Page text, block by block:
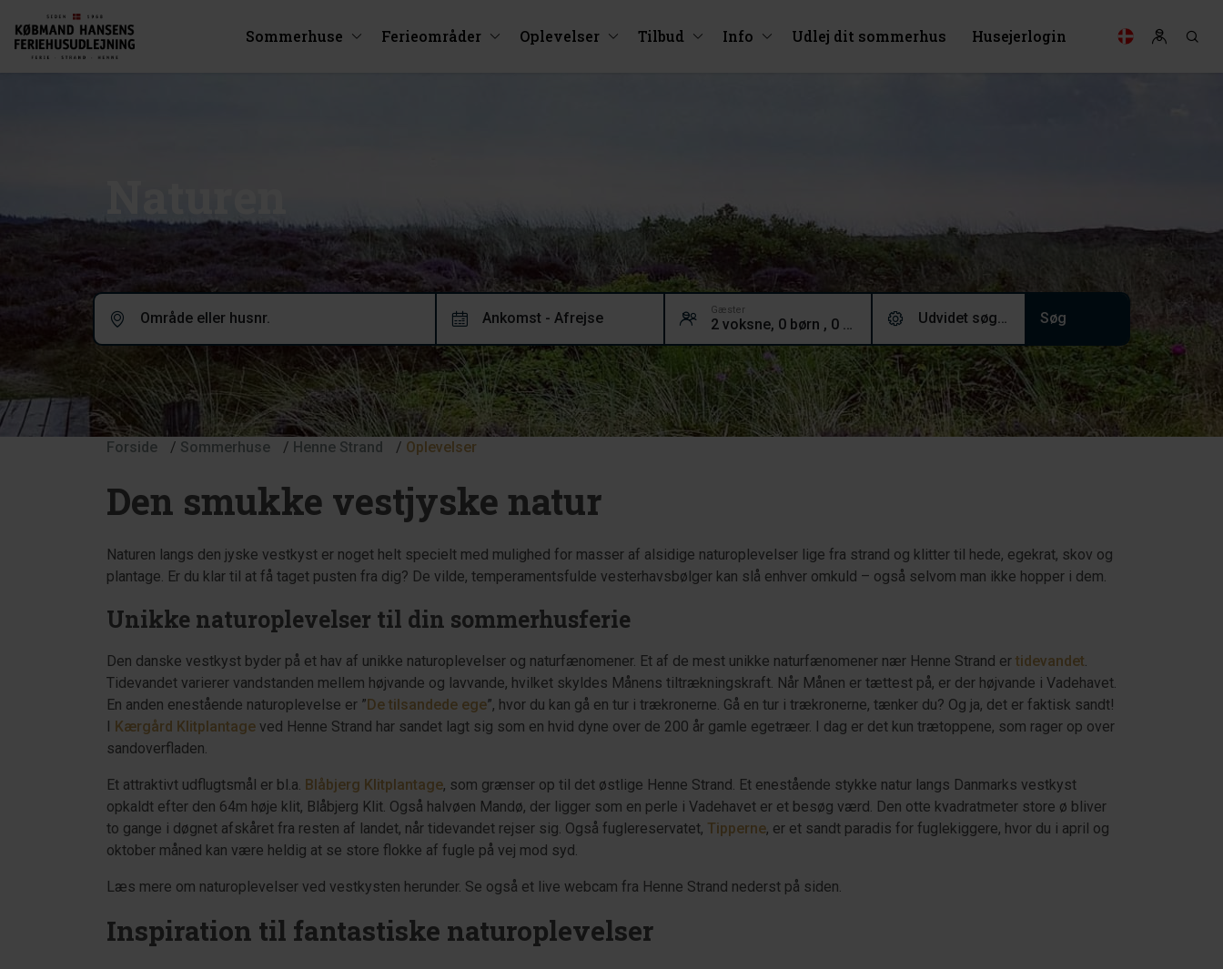
Sommerhuse Ferieområder Oplevelser Tilbud Info Udlej dit sommerhus Husejerlogin
Område eller husnr. Ankomst - Afrejse Gæster
2 voksne, 0 børn , 0 husdyr Udvidet søgning (0)
Forside / Sommerhuse / Henne Strand / Oplevelser
Den smukke vestjyske natur
Naturen langs den jyske vestkyst er noget helt specielt med mulighed for masser af alsidige naturoplevelser lige fra strand og klitter til hede, egekrat, skov og
plantage. Er du klar til at få taget pusten fra dig? De vilde, temperamentsfulde vesterhavsbølger kan slå enhver omkuld – også selvom man ikke hopper i dem.
Unikke naturoplevelser til din sommerhusferie
Den danske vestkyst byder på et hav af unikke naturoplevelser og naturfænomener. Et af de mest unikke naturfænomener nær Henne Strand er tidevandet.
Tidevandet varierer vandstanden mellem højvande og lavvande, hvilket skyldes Månens tiltrækningskraft. Når Månen er tættest på, er der højvande i Vadehavet.
En anden enestående naturoplevelse er ”De tilsandede ege”, hvor du kan gå en tur i trækronerne. Gå en tur i trækronerne, tænker du? Og ja, det er faktisk sandt!
I Kærgård Klitplantage ved Henne Strand har sandet lagt sig som en hvid dyne over de 200 år gamle egetræer. I dag er det kun trætoppene, som rager op over
sandoverfladen.
Et attraktivt udflugtsmål er bl.a. Blåbjerg Klitplantage, som grænser op til det østlige Henne Strand. Et enestående stykke natur langs Danmarks vestkyst
opkaldt efter den 64m høje klit, Blåbjerg Klit. Også halvøen Mandø, der ligger som en perle i Vadehavet er et besøg værd. Den otte kvadratmeter store ø bliver
to gange i døgnet afskåret fra resten af landet, når tidevandet rejser sig. Også fuglereservatet, Tipperne, er et sandt paradis for fuglekiggere, hvor du i april og
oktober måned kan være heldig at se store flokke af fugle på vej mod syd.
Læs mere om naturoplevelser ved vestkysten herunder. Se også et live webcam fra Henne Strand nederst på siden.
Inspiration til fantastiske naturoplevelser